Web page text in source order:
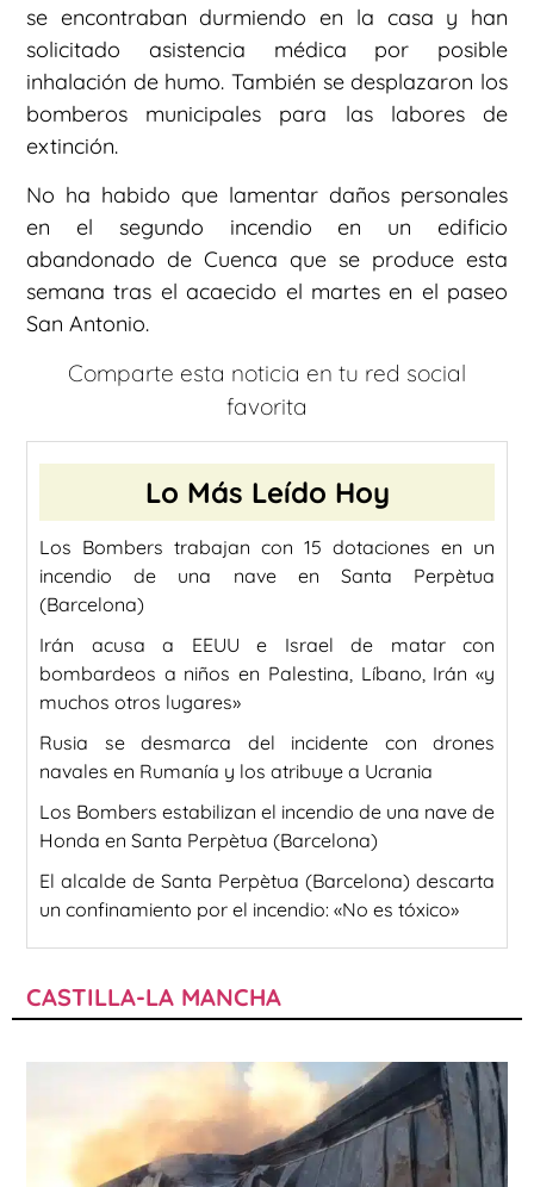
se encontraban durmiendo en la casa y han
solicitado asistencia médica por posible
inhalación de humo. También se desplazaron los
bomberos municipales para las labores de
extinción.
No ha habido que lamentar daños personales
en el segundo incendio en un edificio
abandonado de Cuenca que se produce esta
semana tras el acaecido el martes en el paseo
San Antonio.
Comparte esta noticia en tu red social
favorita
Lo Más Leído Hoy
Los Bombers trabajan con 15 dotaciones en un
incendio de una nave en Santa Perpètua
(Barcelona)
Irán acusa a EEUU e Israel de matar con
bombardeos a niños en Palestina, Líbano, Irán «y
muchos otros lugares»
Rusia se desmarca del incidente con drones
navales en Rumanía y los atribuye a Ucrania
Los Bombers estabilizan el incendio de una nave de
Honda en Santa Perpètua (Barcelona)
El alcalde de Santa Perpètua (Barcelona) descarta
un confinamiento por el incendio: «No es tóxico»
CASTILLA-LA MANCHA